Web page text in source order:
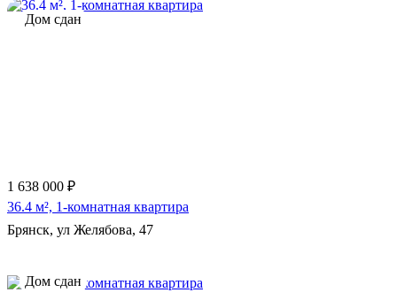
Дом сдан
1 638 000 ₽
36.4 м², 1-комнатная квартира
Брянск, ул Желябова, 47
Дом сдан